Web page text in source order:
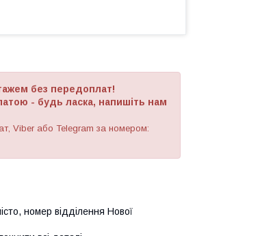
без передоплат!
- будь ласка, напишіть нам
Viber або Telegram за номером:
номер відділення Нової